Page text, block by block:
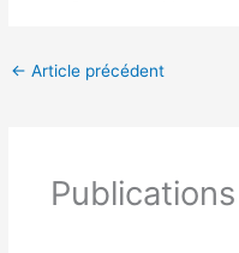
← Article précédent